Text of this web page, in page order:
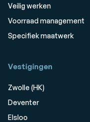
Veilig werken
Voorraad management
Specifiek maatwerk
Vestigingen
Zwolle (HK)
Deventer
Elsloo